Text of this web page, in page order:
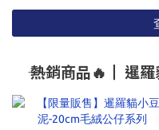
―― 熱銷商品🔥┃ 暹